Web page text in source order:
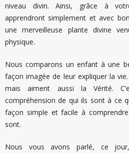
niveau divin. Ainsi, grâce à
apprendront simplement et avec
une merveilleuse plante divine
physique.
Nous comparons un enfant à une
façon imagée de leur expliquer la
mais aiment aussi la Vérité.
compréhension de qui ils sont à ce
façon simple et facile à
sont.
Nous vous avons parlé, ce